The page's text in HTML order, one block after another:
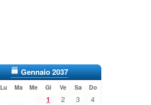
Gennaio 2037
Lu Ma Me Gi Ve Sa Do
1 2 3 4